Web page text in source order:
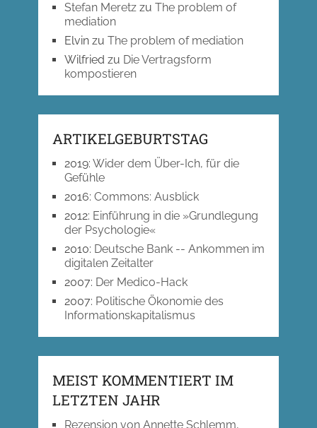
Stefan Meretzzu The problem of
mediation
Elvinzu The problem of mediation
Wilfried zu Die Vertragsform
kompostieren
ARTIKELGEBURTSTAG
2019: Wider dem Über-Ich, für die
Gefühle
2016: Commons: Ausblick
2012: Einführung in die »Grundlegung
der Psychologie«
2010: Deutsche Bank -- Ankommen im
digitalen Zeitalter
2007: Der Medico-Hack
2007: Politische Ökonomie des
Informationskapitalismus
MEIST KOMMENTIERT IM
LETZTEN JAHR
Rezension von Annette Schlemm,